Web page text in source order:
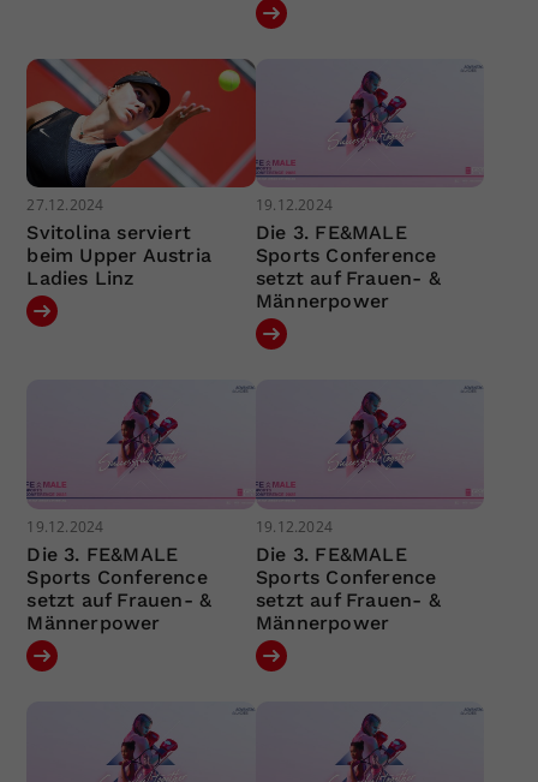
27.12.2024
Svitolina serviert
beim Upper Austria
Ladies Linz
19.12.2024
Die 3. FE&MALE
Sports Conference
setzt auf Frauen- &
Männerpower
19.12.2024
Die 3. FE&MALE
Sports Conference
setzt auf Frauen- &
Männerpower
19.12.2024
Die 3. FE&MALE
Sports Conference
setzt auf Frauen- &
Männerpower